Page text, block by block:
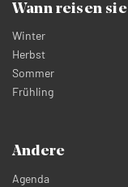
Wann reisen sie
Winter
Herbst
Sommer
Frühling
Andere
Agenda